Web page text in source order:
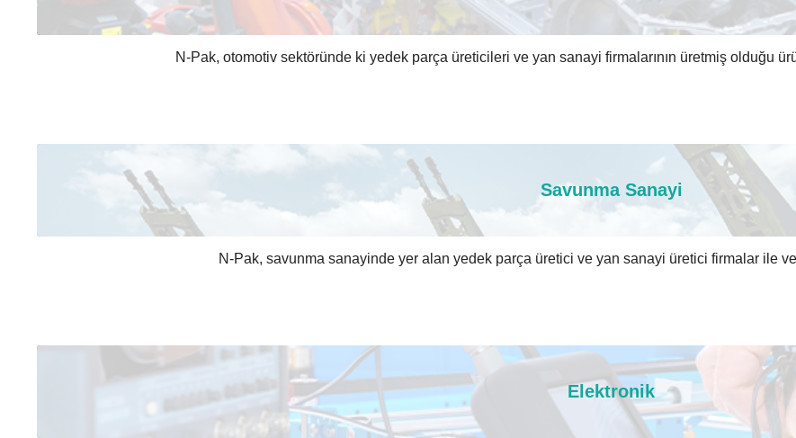
N-Pak, otomotiv sektöründe ki yedek parça üreticileri ve yan sanayi firmalarının üretmiş olduğu
Savunma Sanayi
N-Pak, savunma sanayinde yer alan yedek parça üretici ve yan sanayi üretici firmalar ile
Elektronik